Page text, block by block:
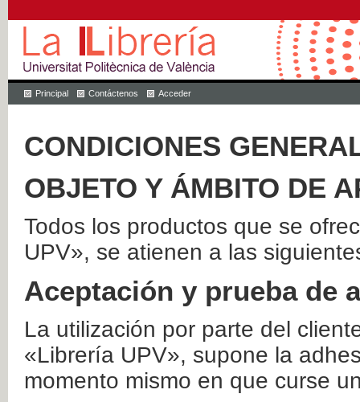
Principal Contáctenos Acceder
CONDICIONES
OBJETO Y ÁMBITO DE
Todos los productos que se
UPV», se atienen a las
Aceptación y prueba de
La utilización por parte del
«Librería UPV», supone la
momento mismo en que curse